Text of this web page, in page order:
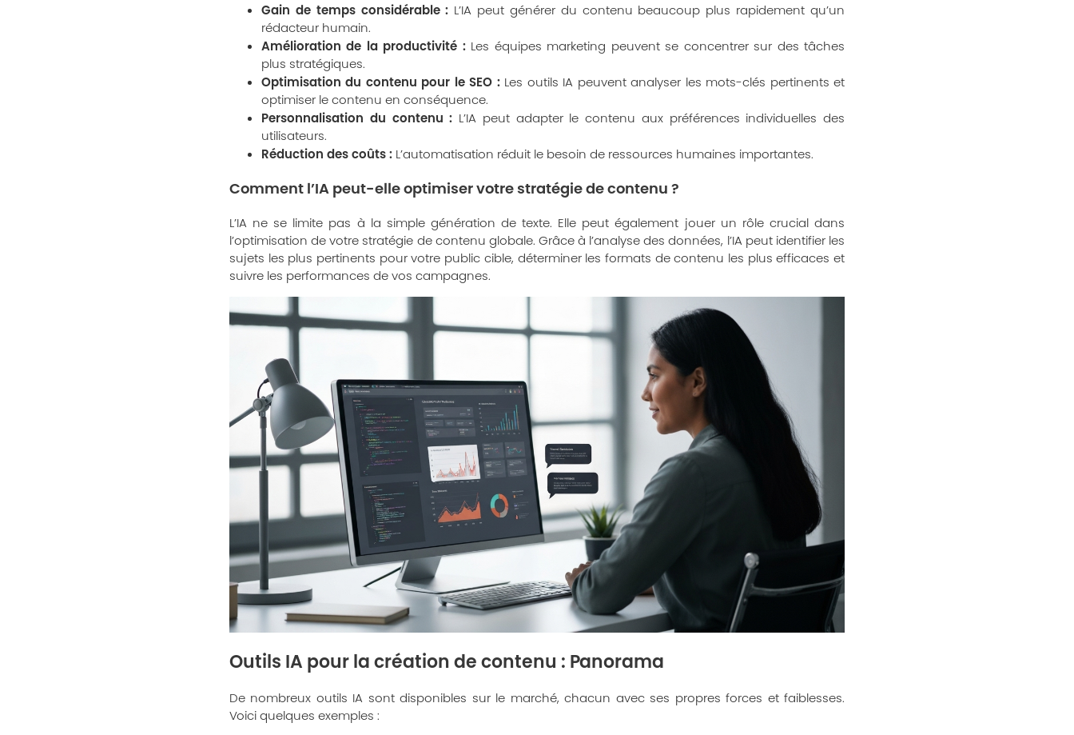
Gain de temps considérable : L’IA peut générer du contenu beaucoup plus rapidement qu’un
rédacteur humain.
Amélioration de la productivité :Les équipes marketing peuvent se concentrer sur des tâches
plus stratégiques.
Optimisation du contenu pour le SEO :Les outils IA peuvent analyser les mots-clés pertinents et
optimiser le contenu en conséquence.
Personnalisation du contenu : L’IA peut adapter le contenu aux préférences individuelles des
utilisateurs.
Réduction des coûts : L’automatisation réduit le besoin de ressources humaines importantes.
Comment l’IA peut-elle optimiser votre stratégie de contenu ?
L’IA ne se limite pas à la simple génération de texte. Elle peut également jouer un rôle crucial dans
l’optimisation de votre stratégie de contenu globale. Grâce à l’analyse des données, l’IA peut identifier les
sujets les plus pertinents pour votre public cible, déterminer les formats de contenu les plus efficaces et
suivre les performances de vos campagnes.
Outils IA pour la création de contenu : Panorama
De nombreux outils IA sont disponibles sur le marché, chacun avec ses propres forces et faiblesses.
Voici quelques exemples :